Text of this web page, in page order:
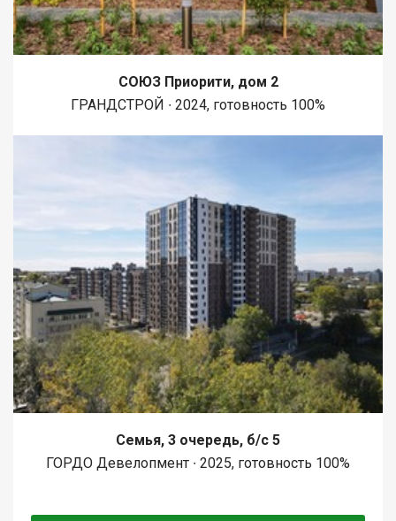
СОЮЗ Приорити, дом 2
ГРАНДСТРОЙ ∙ 2024, готовность 100%
Семья, 3 очередь, б/с 5
ГОРДО Девелопмент ∙ 2025, готовность 100%